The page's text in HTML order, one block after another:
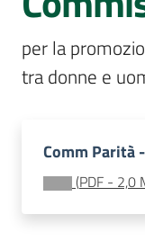
Rete
regionale
europee
Menu selezionato
Notizie
per la
tra donne e
Comm Parità
(PDF - 2,0